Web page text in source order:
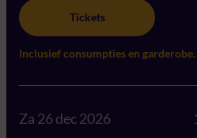
Tickets
Inclusief consumpties en garderobe.
Za 26 dec 2026